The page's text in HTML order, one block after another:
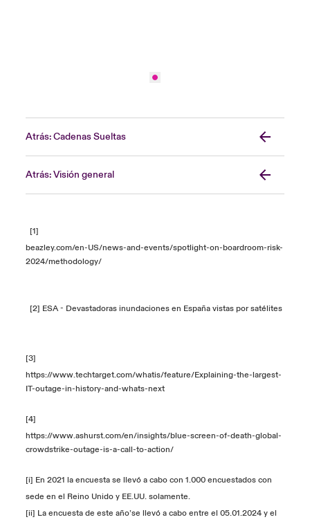
Atrás: Cadenas Sueltas
Atrás: Visión general
[1]
beazley.com/en-US/news-and-events/spotlight-on-boardroom-risk-
2024/methodology/
[2] ESA - Devastadoras inundaciones en España vistas por satélites
[3]
https://www.techtarget.com/whatis/feature/Explaining-the-largest-
IT-outage-in-history-and-whats-next
[4]
https://www.ashurst.com/en/insights/blue-screen-of-death-global-
crowdstrike-outage-is-a-call-to-action/
[i] En 2021 la encuesta se llevó a cabo con 1.000 encuestados con
sede en el Reino Unido y EE.UU. solamente.
[ii] La encuesta de este año’se llevó a cabo entre el 05.01.2024 y el